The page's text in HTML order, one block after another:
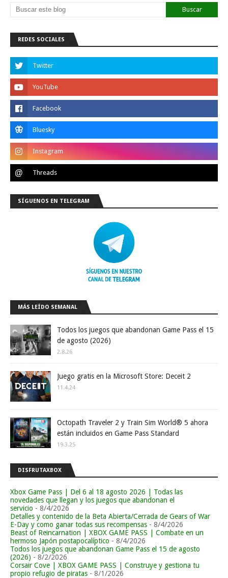
REDES SOCIALES
SÍGUENOS EN TELEGRAM
MÁS LEÍDO SEMANAL
Todos los juegos que abandonan Game Pass el 15
de agosto (2026)
2.8.26
Juego gratis en la Microsoft Store: Deceit 2
11.4.24
Octopath Traveler 2 y Train Sim World® 5 ahora
están incluidos en Game Pass Standard
19.3.25
DISFRUTAXBOX
Xbox Game Pass | Del 6 al 18 agosto 2026 | Todas las
novedades que llegan y los juegos que abandonan el
servicio - 8/4/2026
Detalles y contenido de la Beta Abierta/Cerrada de Gears of War
E-Day y como ganar todas sus recompensas - 8/4/2026
Beast of Reincarnation | XBOX GAME PASS | Combate en un
hermoso Japón postapocalíptico - 8/4/2026
Todos los juegos que abandonan Game Pass el 15 de agosto
(2026) - 8/2/2026
Corsair Cove | XBOX GAME PASS | Construye y gestiona tu
propio refugio de piratas - 8/1/2026